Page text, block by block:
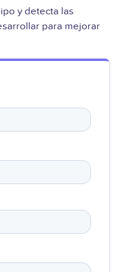
y detecta las
para mejorar